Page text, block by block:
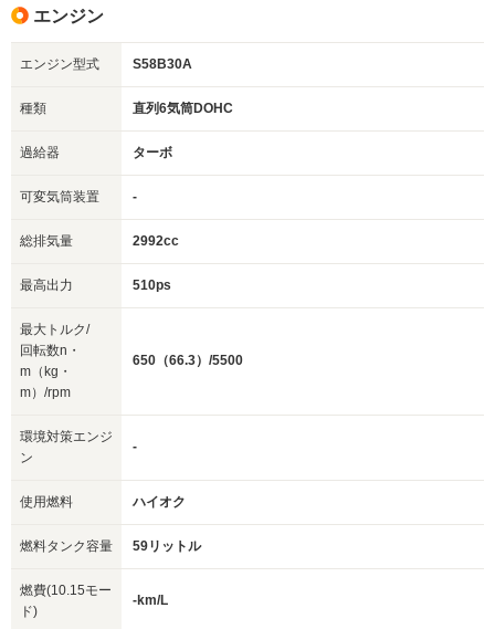
エンジン
エンジン型式 S58B30A
種類 直列6気筒DOHC
過給器 ターボ
可変気筒装置 -
総排気量 2992cc
最高出力 510ps
最大トルク/
回転数n・
m（kg・
m）/rpm
650（66.3）/5500
環境対策エンジ
ン
-
使用燃料 ハイオク
燃料タンク容量 59リットル
燃費(10.15モー
ド)
-km/L